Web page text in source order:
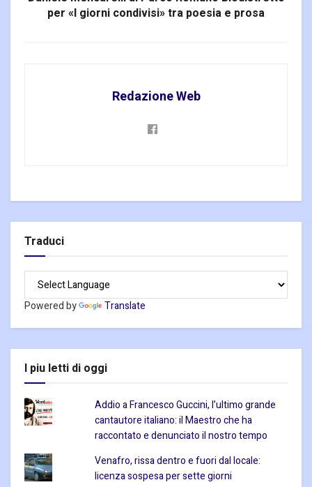
per «I giorni condivisi» tra poesia e prosa
Redazione Web
Traduci
Powered by Translate
I piu letti di oggi
Addio a Francesco Guccini, l’ultimo grande
cantautore italiano: il Maestro che ha
raccontato e denunciato il nostro tempo
Venafro, rissa dentro e fuori dal locale:
licenza sospesa per sette giorni